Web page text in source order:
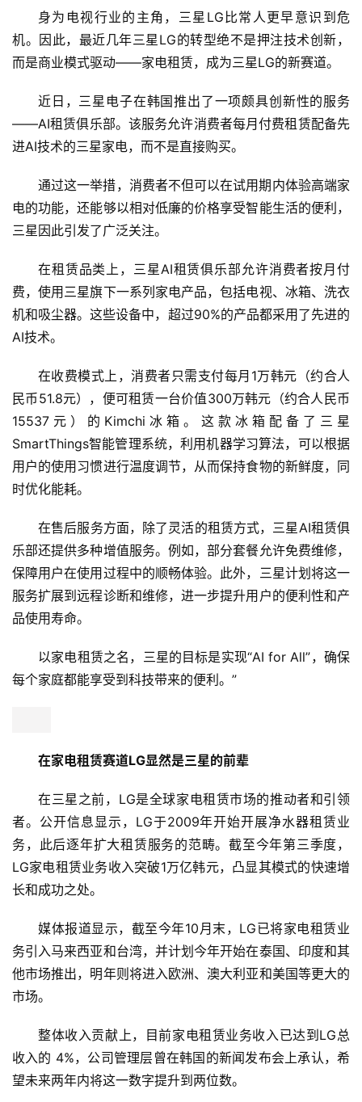
A
I
技
快
创
投
数
说
新
商
新
专
栏
专
身为电视行业的主角，三星LG比常人更早意识到危
机。因此，最近几年三星LG的转型绝不是押注技术创新，
而是商业模式驱动——家电租赁，成为三星LG的新赛道。
近日，三星电子在韩国推出了一项颇具创新性的服务
——AI租赁俱乐部。该服务允许消费者每月付费租赁配备先
进AI技术的三星家电，而不是直接购买。
通过这一举措，消费者不但可以在试用期内体验高端家
电的功能，还能够以相对低廉的价格享受智能生活的便利，
三星因此引发了广泛关注。
在租赁品类上，三星AI租赁俱乐部允许消费者按月付
费，使用三星旗下一系列家电产品，包括电视、冰箱、洗衣
机和吸尘器。这些设备中，超过90%的产品都采用了先进的
AI技术。
在收费模式上，消费者只需支付每月1万韩元（约合人
民币51.8元），便可租赁一台价值300万韩元（约合人民币
15537元）的Kimchi冰箱。这款冰箱配备了三星
SmartThings智能管理系统，利用机器学习算法，可以根据
用户的使用习惯进行温度调节，从而保持食物的新鲜度，同
时优化能耗。
在售后服务方面，除了灵活的租赁方式，三星AI租赁俱
乐部还提供多种增值服务。例如，部分套餐允许免费维修，
保障用户在使用过程中的顺畅体验。此外，三星计划将这一
服务扩展到远程诊断和维修，进一步提升用户的便利性和产
品使用寿命。
以家电租赁之名，三星的目标是实现“AI for All”，确保
每个家庭都能享受到科技带来的便利。”
在家电租赁赛道LG显然是三星的前辈
在三星之前，LG是全球家电租赁市场的推动者和引领
者。公开信息显示，LG于2009年开始开展净水器租赁业
务，此后逐年扩大租赁服务的范畴。截至今年第三季度，
LG家电租赁业务收入突破1万亿韩元，凸显其模式的快速增
长和成功之处。
媒体报道显示，截至今年10月末，LG已将家电租赁业
务引入马来西亚和台湾，并计划今年开始在泰国、印度和其
他市场推出，明年则将进入欧洲、澳大利亚和美国等更大的
市场。
整体收入贡献上，目前家电租赁业务收入已达到LG总
收入的 4%，公司管理层曾在韩国的新闻发布会上承认，希
望未来两年内将这一数字提升到两位数。